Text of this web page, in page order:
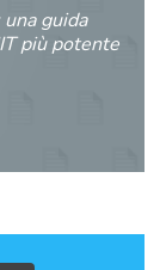
guida
più potente